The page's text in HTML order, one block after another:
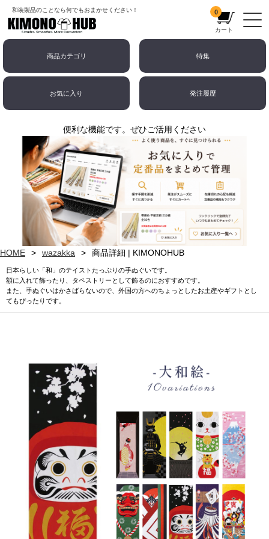
和装製品のことなら何でもおまかせください！ 0
カート
商品カテゴリ 特集
お気に入り 発注履歴
便利な機能です。ぜひご活用ください
HOME wazakka 商品詳細 | KIMONOHUB
日本らしい「和」のテイストたっぷりの手ぬぐいです。
額に入れて飾ったり、タペストリーとして飾るのにおすすめです。
また、手ぬぐいはかさばらないので、外国の方へのちょっとしたお土産やギフトとし
てもぴったりです。